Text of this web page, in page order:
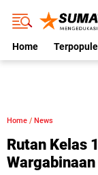
Home
Home / News
Rutan Kelas